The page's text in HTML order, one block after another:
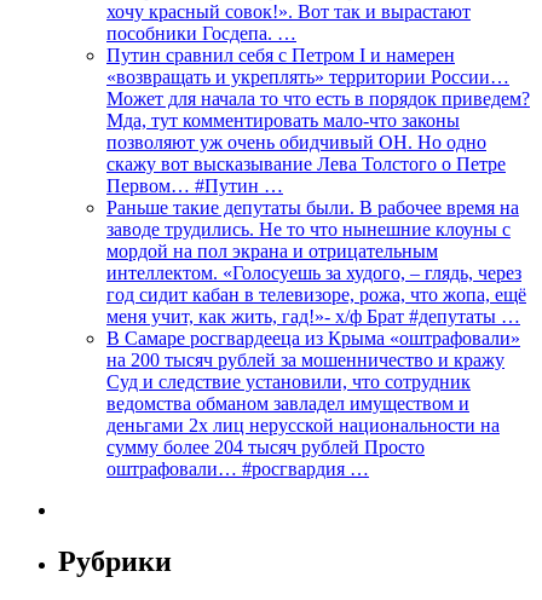
хочу красный совок!». Вот так и вырастают
пособники Госдепа. …
Путин сравнил себя с Петром I и намерен
«возвращать и укреплять» территории России…
Может для начала то что есть в порядок приведем?
Мда, тут комментировать мало-что законы
позволяют уж очень обидчивый ОН. Но одно
скажу вот высказывание Лева Толстого о Петре
Первом… #Путин …
Раньше такие депутаты были. В рабочее время на
заводе трудились. Не то что нынешние клоуны с
мордой на пол экрана и отрицательным
интеллектом. «Голосуешь за худого, – глядь, через
год сидит кабан в телевизоре, рожа, что жопа, ещё
меня учит, как жить, гад!»- х/ф Брат #депутаты …
В Самаре росгвардееца из Крыма «оштрафовали»
на 200 тысяч рублей за мошенничество и кражу
Суд и следствие установили, что сотрудник
ведомства обманом завладел имуществом и
деньгами 2х лиц нерусской национальности на
сумму более 204 тысяч рублей Просто
оштрафовали… #росгвардия …
Рубрики